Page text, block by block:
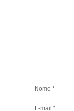
Nome *
E-mail *